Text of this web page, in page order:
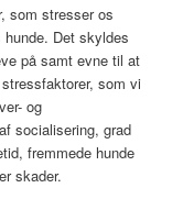
som stresser os
Det skyldes
på samt evne til at
som vi
og
socialisering, grad
fremmede hunde
skader.